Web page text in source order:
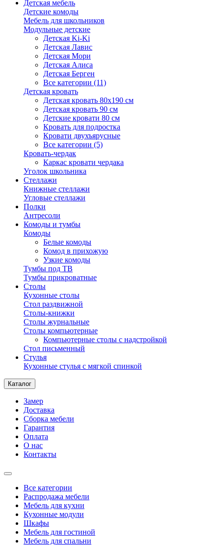
Детская мебель
Детские комоды
Мебель для школьников
Модульные детские
Детская Ki-Ki
Детская Лавис
Детская Мори
Детская Алиса
Детская Берген
Все категории (11)
Детская кровать
Детская кровать 80х190 см
Детская кровать 90 см
Детские кровати 80 см
Кровать для подростка
Кровати двухъярусные
Все категории (5)
Кровать-чердак
Каркас кровати чердака
Уголок школьника
Стеллажи
Книжные стеллажи
Угловые стеллажи
Полки
Антресоли
Комоды и тумбы
Комоды
Белые комоды
Комод в прихожую
Узкие комоды
Тумбы под ТВ
Тумбы прикроватные
Столы
Кухонные столы
Стол раздвижной
Столы-книжки
Столы журнальные
Столы компьютерные
Компьютерные столы с надстройкой
Стол письменный
Стулья
Кухонные стулья с мягкой спинкой
Каталог
Замер
Доставка
Сборка мебели
Гарантия
Оплата
О нас
Контакты
Все категории
Распродажа мебели
Мебель для кухни
Кухонные модули
Шкафы
Мебель для гостиной
Мебель для спальни